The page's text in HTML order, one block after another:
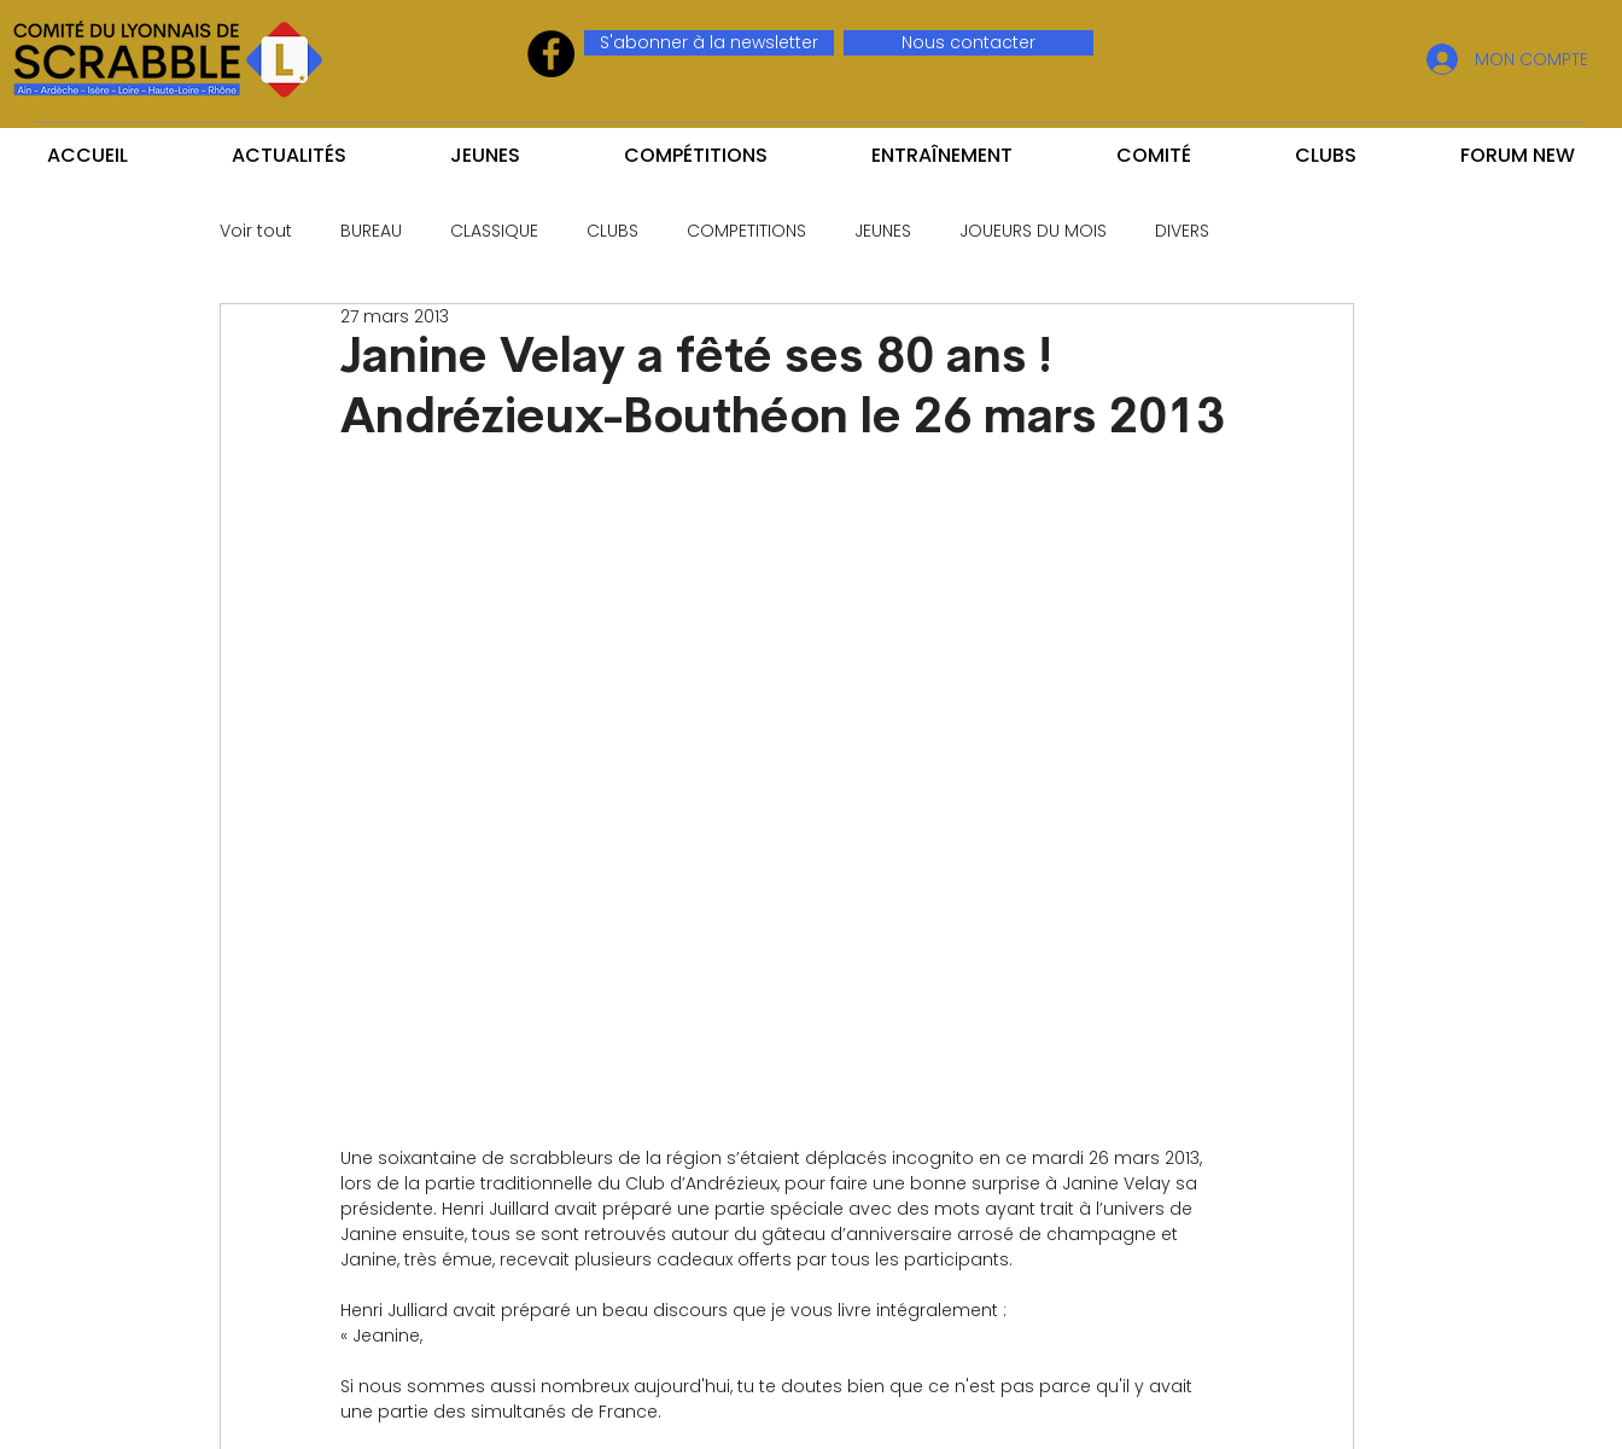
S'abonner à la newsletter Nous contacter
MON COMPTE
ACCUEIL ACTUALITÉS JEUNES COMPÉTITIONS ENTRAÎNEMENT COMITÉ CLUBS FORUM NEW
Voir tout BUREAU CLASSIQUE CLUBS COMPETITIONS JEUNES JOUEURS DU MOIS DIVERS
Janine Velay a fêté ses 80 ans !
Andrézieux-Bouthéon le 26 mars 2013
27 mars 2013
Une soixantaine de scrabbleurs de la région s’étaient déplacés incognito en ce mardi 26 mars 2013,
lors de la partie traditionnelle du Club d’Andrézieux, pour faire une bonne surprise à Janine Velay sa
présidente. Henri Juillard avait préparé une partie spéciale avec des mots ayant trait à l’univers de
Janine ensuite, tous se sont retrouvés autour du gâteau d’anniversaire arrosé de champagne et
Janine, très émue, recevait plusieurs cadeaux offerts par tous les participants.
Henri Julliard avait préparé un beau discours que je vous livre intégralement :
« Jeanine,
Si nous sommes aussi nombreux aujourd'hui, tu te doutes bien que ce n'est pas parce qu'il y avait
une partie des simultanés de France.